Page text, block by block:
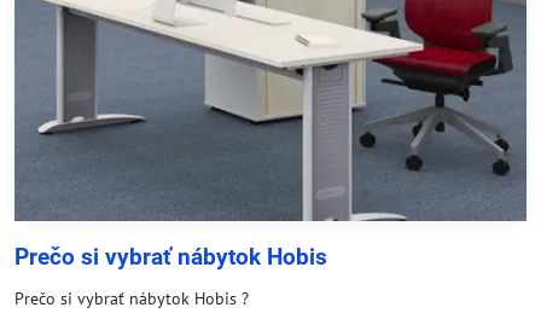
Prečo si vybrať nábytok Hobis
Prečo si vybrať nábytok Hobis ?